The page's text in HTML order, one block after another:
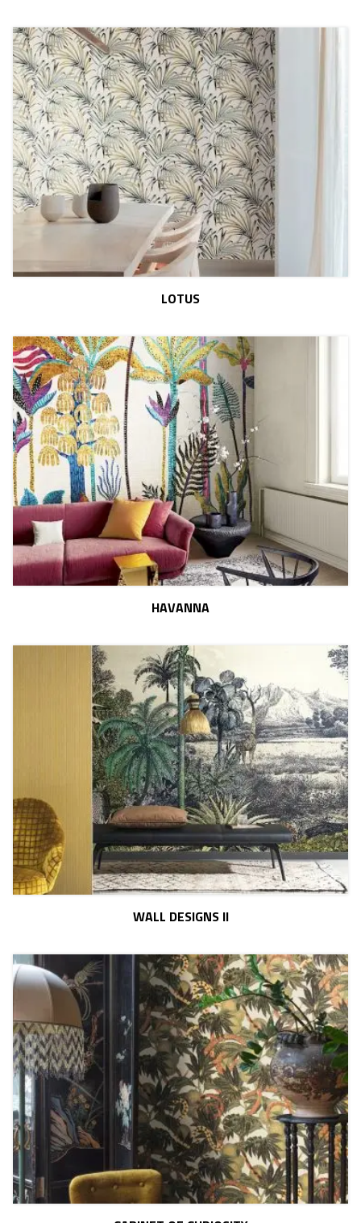
LOTUS
HAVANNA
WALL DESIGNS II